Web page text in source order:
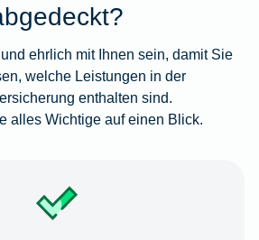
ehrlich mit Ihnen sein, damit Sie
welche Leistungen in der
enthalten sind.
alles Wichtige auf einen Blick.